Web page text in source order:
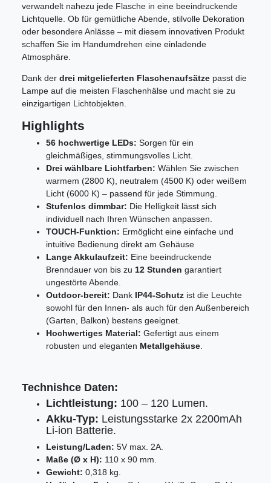
verwandelt nahezu jede Flasche in eine beeindruckende
Lichtquelle Ob für gemütliche Abende, stilvolle Dekoration
oder besondere Anlässe – mit diesem innovativen Produkt
schaffen Sie im Handumdrehen eine einladende
Atmosphäre
Dank der drei mitgelieferten Flaschenaufsätze passt die
Lampe auf die meisten Flaschenhälse und macht sie zu
einzigartigen Lichtobjekten
Highlights
56 hochwertige LEDs: Sorgen für ein
gleichmäßiges, stimmungsvolles Licht
Drei wählbare Lichtfarben: Wählen Sie zwischen
warmem (2800 K), neutralem (4500 K) oder weißem
Licht (6000 K) – passend für jede Stimmung
Stufenlos dimmbar: Die Helligkeit lässt sich
individuell nach Ihren Wünschen anpassen
TOUCH-Funktion: Ermöglicht eine einfache und
intuitive Bedienung direkt am Gehäuse
Lange Akkulaufzeit: Eine beeindruckende
Brenndauer von bis zu 12 Stunden garantiert
ungestörte Abende
Outdoor-bereit: Dank IP44-Schutz ist die Leuchte
sowohl für den Innen- als auch für den Außenbereich
(Garten, Balkon) bestens geeignet
Hochwertiges Material: Gefertigt aus einem
robusten und eleganten Metallgehäuse
Technishce Daten:
Lichtleistung: 100 – 120 Lumen.
Akku-Typ: Leistungsstarke 2x 2200mAh
Li-ion Batterie.
Leistung/Laden: 5V max. 2A
Maße (Ø x H): 110 x 90 mm
Gewicht: 0,318 kg